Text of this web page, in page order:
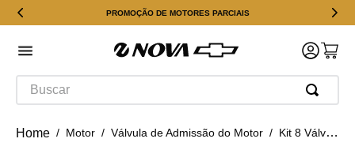
PROMOÇÃO DE MOTORES PARCIAIS
Buscar
Motor Válvula de Admissão do Motor Kit 8 Válvulas Escapamento Cruze Tracker Equinox 12675684 Peças Gm 12675684